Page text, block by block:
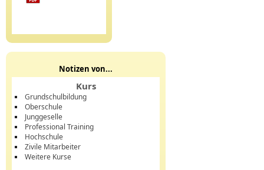
Notizen von...
Kurs
Grundschulbildung
Oberschule
Junggeselle
Professional Training
Hochschule
Zivile Mitarbeiter
Weitere Kurse